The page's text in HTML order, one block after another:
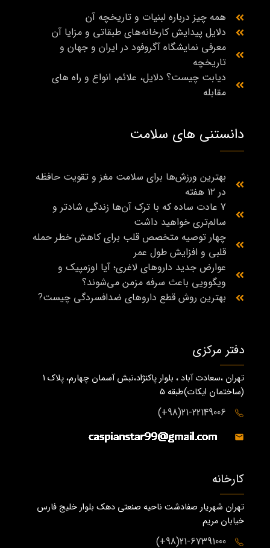
همه چیز درباره لبنیات و تاریخچه آن
دلایل پیدایش کارخانه‌های طبقاتی و مزایا آن
معرفی نمایشگاه آگروفود در ایران و جهان و
تاریخچه
دیابت چیست؟ دلایل، علائم، انواع و راه‌ های
مقابله
دانستنی های سلامت
بهترین ورزش‌ها برای سلامت مغز و تقویت حافظه
در ۱۲ هفته
7 عادت ساده که با ترک آن‌ها زندگی شادتر و
سالم‌تری خواهید داشت
چهار توصیه متخصص قلب برای کاهش خطر حمله
قلبی و افزایش طول عمر
عوارض جدید داروهای لاغری؛ آیا اوزمپیک و
ویگوویی باعث سرفه مزمن می‌شوند؟
بهترین روش قطع داروهای ضدافسردگی چیست?
دفتر مرکزی
تهران ،سعادت آباد ، بلوار پاکنژاد،نبش آسمان چهارم، پلاک 1
(ساختمان ايكات)طبقه ٥
21-22149006(98+)
کارخانه
تهران شهریار صفادشت ناحیه صنعتی دهک بلوار خلیج فارس
خیابان مریم
21-67391000(98+)